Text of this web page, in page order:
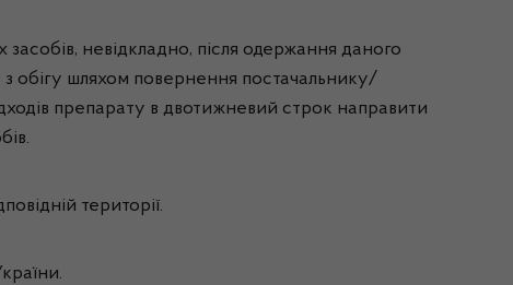
невідкладно, після одержання даного
обігу шляхом повернення постачальнику/
препарату в двотижневий строк направити
території.